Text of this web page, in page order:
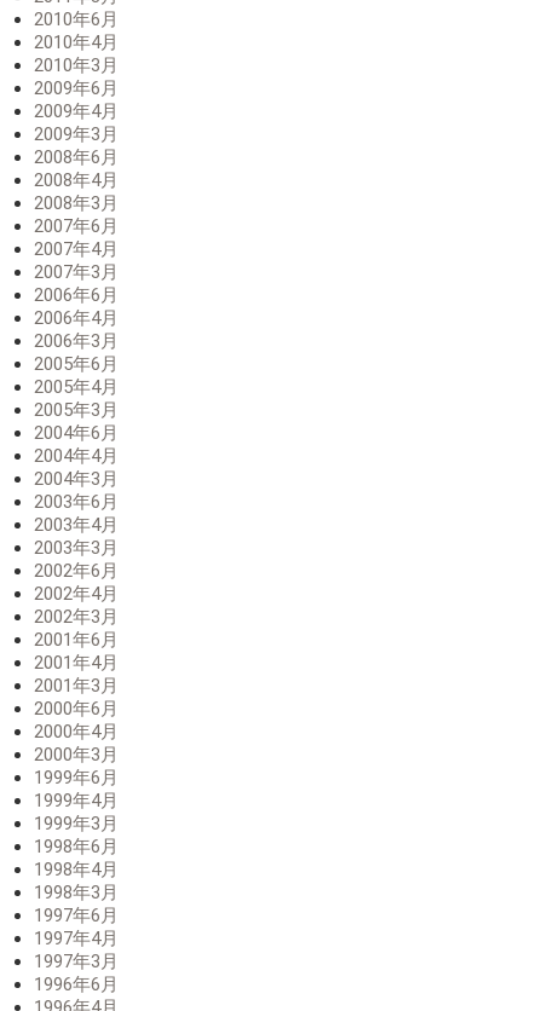
2010年6月
2010年4月
2010年3月
2009年6月
2009年4月
2009年3月
2008年6月
2008年4月
2008年3月
2007年6月
2007年4月
2007年3月
2006年6月
2006年4月
2006年3月
2005年6月
2005年4月
2005年3月
2004年6月
2004年4月
2004年3月
2003年6月
2003年4月
2003年3月
2002年6月
2002年4月
2002年3月
2001年6月
2001年4月
2001年3月
2000年6月
2000年4月
2000年3月
1999年6月
1999年4月
1999年3月
1998年6月
1998年4月
1998年3月
1997年6月
1997年4月
1997年3月
1996年6月